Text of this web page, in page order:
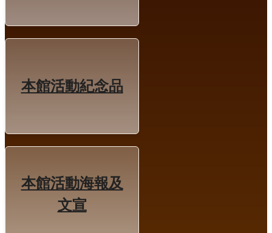
本館活動紀念品
本館活動海報及
文宣